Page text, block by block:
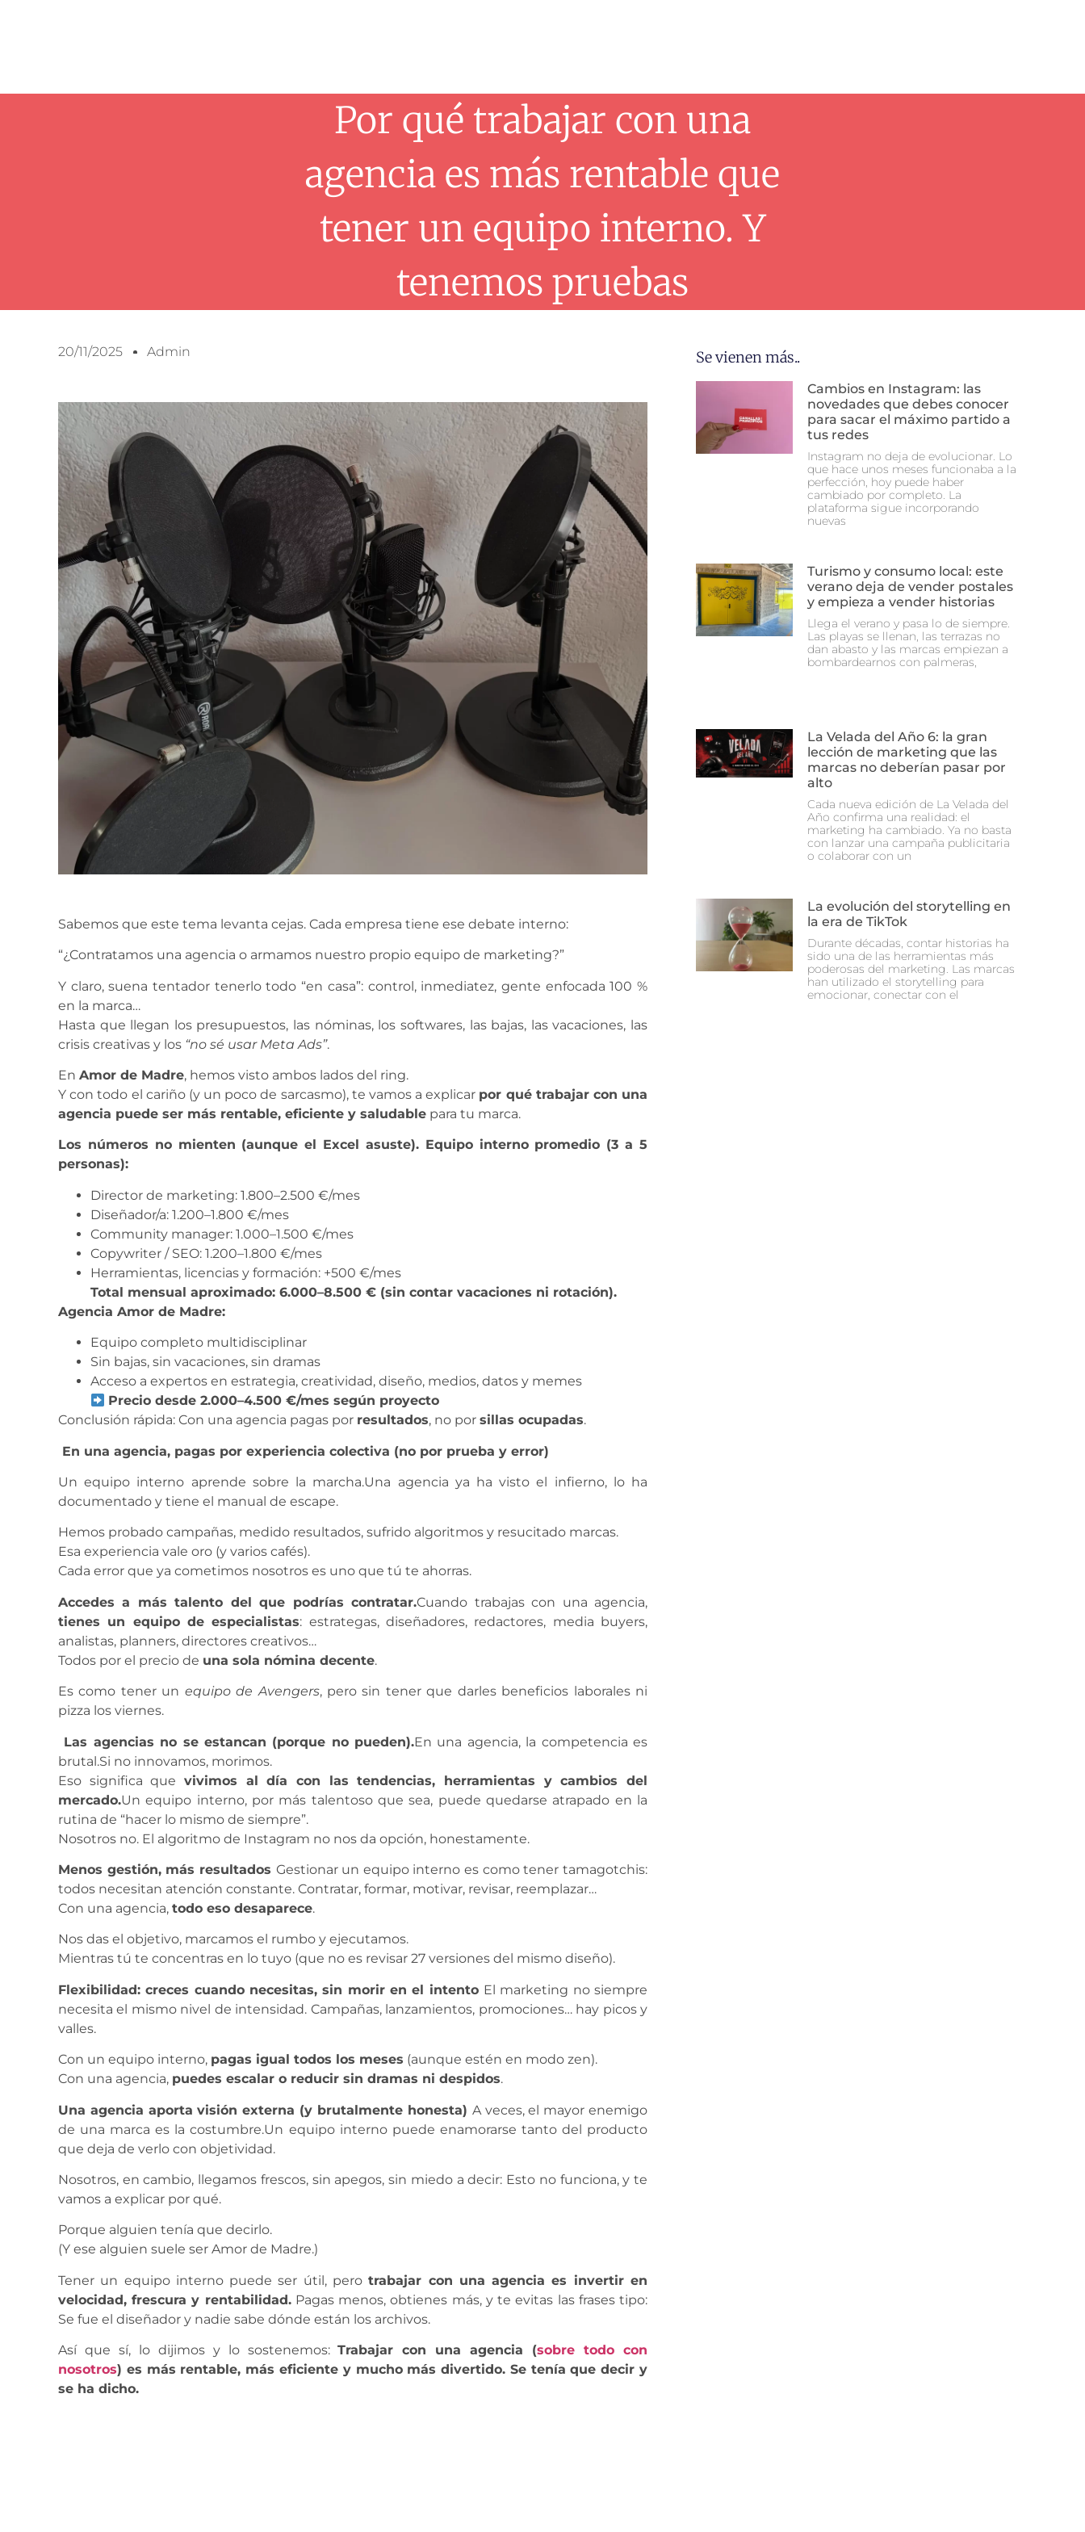
Por qué trabajar con una
agencia es más rentable que
tener un equipo interno. Y
tenemos pruebas
20/11/2025 Admin
Sabemos que este tema levanta cejas. Cada empresa tiene ese debate interno:
“¿Contratamos una agencia o armamos nuestro propio equipo de marketing?”
Y claro, suena tentador tenerlo todo “en casa”: control, inmediatez, gente enfocada 100 %
en la marca…
Hasta que llegan los presupuestos, las nóminas, los softwares, las bajas, las vacaciones, las
crisis creativas y los “no sé usar Meta Ads”.
En Amor de Madre, hemos visto ambos lados del ring.
Y con todo el cariño (y un poco de sarcasmo), te vamos a explicar por qué trabajar con una
agencia puede ser más rentable, eficiente y saludable para tu marca.
Los números no mienten (aunque el Excel asuste). Equipo interno promedio (3 a 5
personas):
Director de marketing: 1.800–2.500 €/mes
Diseñador/a: 1.200–1.800 €/mes
Community manager: 1.000–1.500 €/mes
Copywriter / SEO: 1.200–1.800 €/mes
Herramientas, licencias y formación: +500 €/mes
Total mensual aproximado: 6.000–8.500 € (sin contar vacaciones ni rotación).
Agencia Amor de Madre:
Equipo completo multidisciplinar
Sin bajas, sin vacaciones, sin dramas
Acceso a expertos en estrategia, creatividad, diseño, medios, datos y memes
Precio desde 2.000–4.500 €/mes según proyecto
Conclusión rápida: Con una agencia pagas por resultados, no por sillas ocupadas.
En una agencia, pagas por experiencia colectiva (no por prueba y error)
Un equipo interno aprende sobre la marcha.Una agencia ya ha visto el infierno, lo ha
documentado y tiene el manual de escape.
Hemos probado campañas, medido resultados, sufrido algoritmos y resucitado marcas.
Esa experiencia vale oro (y varios cafés).
Cada error que ya cometimos nosotros es uno que tú te ahorras.
Accedes a más talento del que podrías contratar.Cuando trabajas con una agencia,
tienes un equipo de especialistas: estrategas, diseñadores, redactores, media buyers,
analistas, planners, directores creativos…
Todos por el precio de una sola nómina decente.
Es como tener un equipo de Avengers, pero sin tener que darles beneficios laborales ni
pizza los viernes.
Las agencias no se estancan (porque no pueden).En una agencia, la competencia es
brutal.Si no innovamos, morimos.
Eso significa que vivimos al día con las tendencias, herramientas y cambios del
mercado.Un equipo interno, por más talentoso que sea, puede quedarse atrapado en la
rutina de “hacer lo mismo de siempre”.
Nosotros no. El algoritmo de Instagram no nos da opción, honestamente.
Menos gestión, más resultados Gestionar un equipo interno es como tener tamagotchis:
todos necesitan atención constante. Contratar, formar, motivar, revisar, reemplazar…
Con una agencia, todo eso desaparece.
Nos das el objetivo, marcamos el rumbo y ejecutamos.
Mientras tú te concentras en lo tuyo (que no es revisar 27 versiones del mismo diseño).
Flexibilidad: creces cuando necesitas, sin morir en el intento El marketing no siempre
necesita el mismo nivel de intensidad. Campañas, lanzamientos, promociones… hay picos y
valles.
Con un equipo interno, pagas igual todos los meses (aunque estén en modo zen).
Con una agencia, puedes escalar o reducir sin dramas ni despidos.
Una agencia aporta visión externa (y brutalmente honesta) A veces, el mayor enemigo
de una marca es la costumbre.Un equipo interno puede enamorarse tanto del producto
que deja de verlo con objetividad.
Nosotros, en cambio, llegamos frescos, sin apegos, sin miedo a decir: Esto no funciona, y te
vamos a explicar por qué.
Porque alguien tenía que decirlo.
(Y ese alguien suele ser Amor de Madre.)
Tener un equipo interno puede ser útil, perotrabajar con una agencia es invertir en
velocidad, frescura y rentabilidad.Pagas menos, obtienes más, y te evitas las frases tipo:
Se fue el diseñador y nadie sabe dónde están los archivos.
Así que sí, lo dijimos y lo sostenemos:Trabajar con una agencia (sobre todo con
nosotros) es más rentable, más eficiente y mucho más divertido. Se tenía que decir y
se ha dicho.
Se vienen más..
Cambios en Instagram: las
novedades que debes conocer
para sacar el máximo partido a
tus redes
Instagram no deja de evolucionar. Lo
que hace unos meses funcionaba a la
perfección, hoy puede haber
cambiado por completo. La
plataforma sigue incorporando
nuevas
Turismo y consumo local: este
verano deja de vender postales
y empieza a vender historias
Llega el verano y pasa lo de siempre.
Las playas se llenan, las terrazas no
dan abasto y las marcas empiezan a
bombardearnos con palmeras,
La Velada del Año 6: la gran
lección de marketing que las
marcas no deberían pasar por
alto
Cada nueva edición de La Velada del
Año confirma una realidad: el
marketing ha cambiado. Ya no basta
con lanzar una campaña publicitaria
o colaborar con un
La evolución del storytelling en
la era de TikTok
Durante décadas, contar historias ha
sido una de las herramientas más
poderosas del marketing. Las marcas
han utilizado el storytelling para
emocionar, conectar con el